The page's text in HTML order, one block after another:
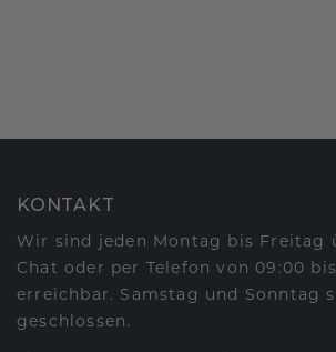
KONTAKT
Wir sind jeden Montag bis Freitag
Chat oder per Telefon von 09:00
erreichbar. Samstag und Sonntag
geschlossen.